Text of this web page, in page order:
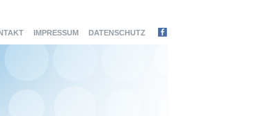
IMPRESSUM DATENSCHUTZ